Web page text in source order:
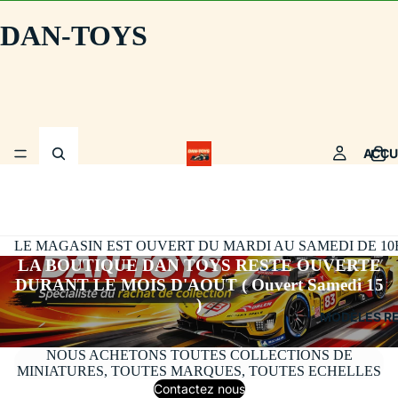
DAN-TOYS
MODÈLES
LE MAGASIN EST OUVERT DU MARDI AU SAMEDI DE
LA BOUTIQUE DAN TOYS RESTE OUVERTE
DURANT LE MOIS D'AOUT ( Ouvert Samedi 15
)
NOUS ACHETONS TOUTES COLLECTIONS DE
MINIATURES, TOUTES MARQUES, TOUTES ECHELLES
Contactez nous